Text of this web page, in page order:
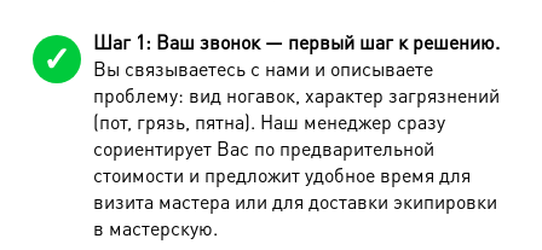
Перчатки горнолыжные, рукавицы
320 руб.
Топ, майка, футболка
320 руб.
Поло, футболка с длинным рукавом
360 руб.
Джинсы
490 руб.
Брюки спортивные, трикотажные
Шаг 1: Ваш звонок — первый шаг к решению.
Вы связываетесь с нами и описываете
проблему: вид ногавок, характер загрязнений
(пот, грязь, пятна). Наш менеджер сразу
сориентирует Вас по предварительной
стоимости и предложит удобное время для
визита мастера или для доставки экипировки
в мастерскую.